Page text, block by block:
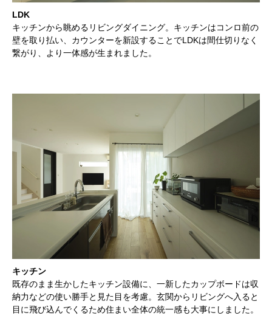
LDK
キッチンから眺めるリビングダイニング。キッチンはコンロ前の
壁を取り払い、カウンターを新設することでLDKは間仕切りなく
繋がり、より一体感が生まれました。
キッチン
既存のまま生かしたキッチン設備に、一新したカップボードは収
納力などの使い勝手と見た目を考慮。玄関からリビングへ入ると
目に飛び込んでくるため住まい全体の統一感も大事にしました。